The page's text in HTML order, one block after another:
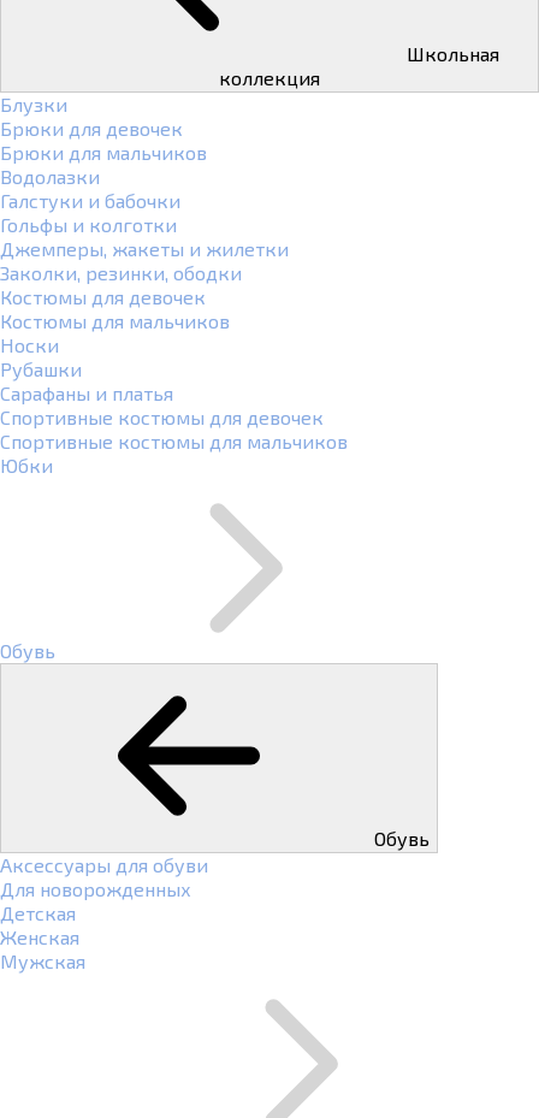
коллекция
Блузки
Брюки для девочек
Брюки для мальчиков
Водолазки
Галстуки и бабочки
Гольфы и колготки
Джемперы, жакеты и жилетки
Заколки, резинки, ободки
Костюмы для девочек
Костюмы для мальчиков
Носки
Рубашки
Сарафаны и платья
Спортивные костюмы для девочек
Спортивные костюмы для мальчиков
Юбки
Обувь
Обувь
Аксессуары для обуви
Для новорожденных
Детская
Женская
Мужская